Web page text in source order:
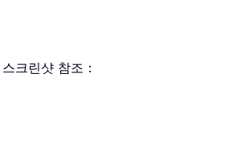
크린샷 참조：